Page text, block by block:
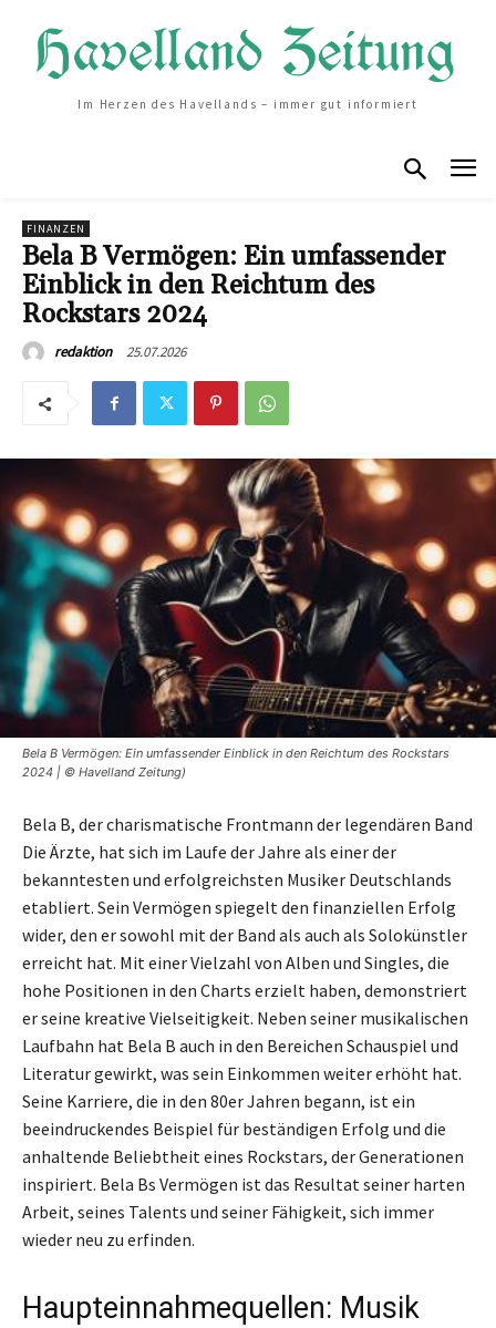
Im Herzen des Havellands – immer gut informiert
FINANZEN
Bela B Vermögen: Ein umfassender
Einblick in den Reichtum des
Rockstars 2024
redaktion 25.07.2026
Bela B Vermögen: Ein umfassender Einblick in den Reichtum des Rockstars
2024 | © Havelland Zeitung)
Bela B, der charismatische Frontmann der legendären Band
Die Ärzte, hat sich im Laufe der Jahre als einer der
bekanntesten und erfolgreichsten Musiker Deutschlands
etabliert. Sein Vermögen spiegelt den finanziellen Erfolg
wider, den er sowohl mit der Band als auch als Solokünstler
erreicht hat. Mit einer Vielzahl von Alben und Singles, die
hohe Positionen in den Charts erzielt haben, demonstriert
er seine kreative Vielseitigkeit. Neben seiner musikalischen
Laufbahn hat Bela B auch in den Bereichen Schauspiel und
Literatur gewirkt, was sein Einkommen weiter erhöht hat.
Seine Karriere, die in den 80er Jahren begann, ist ein
beeindruckendes Beispiel für beständigen Erfolg und die
anhaltende Beliebtheit eines Rockstars, der Generationen
inspiriert. Bela Bs Vermögen ist das Resultat seiner harten
Arbeit, seines Talents und seiner Fähigkeit, sich immer
wieder neu zu erfinden.
Haupteinnahmequellen: Musik